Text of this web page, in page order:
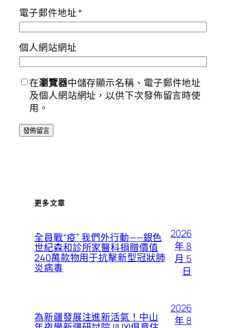
電子郵件地址*
個人網站網址
在瀏覽器中儲存顯示名稱、電子郵件地址
及個人網站網址，以供下次發佈留言時使
用。
更多文章
全員戰“疫” 我們外行動——銀色
世紀森和診所家醫科捐贈價值
240萬款物用于抗擊新型冠狀肺
炎病毒
2026
年 8
月 5
日
為新疆發展注進新活氣！中山
2026
年 8